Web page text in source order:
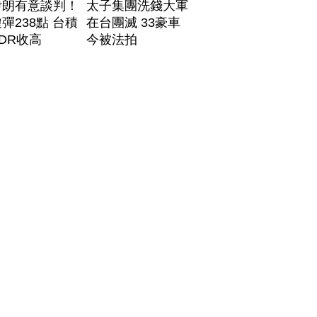
有意談判！
238點 台積
收高
太子集團洗錢大軍
在台團滅 33豪車
今被法拍